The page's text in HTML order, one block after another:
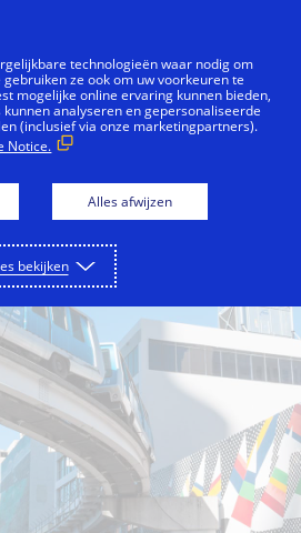
Miami as a Grid Weather
technologieën waar nodig om
ze ook om uw voorkeuren te
mogelijke online ervaring kunnen bieden,
analyseren en gepersonaliseerde
(inclusief via onze marketingpartners).
Notice.
Alles afwijzen
bekijken